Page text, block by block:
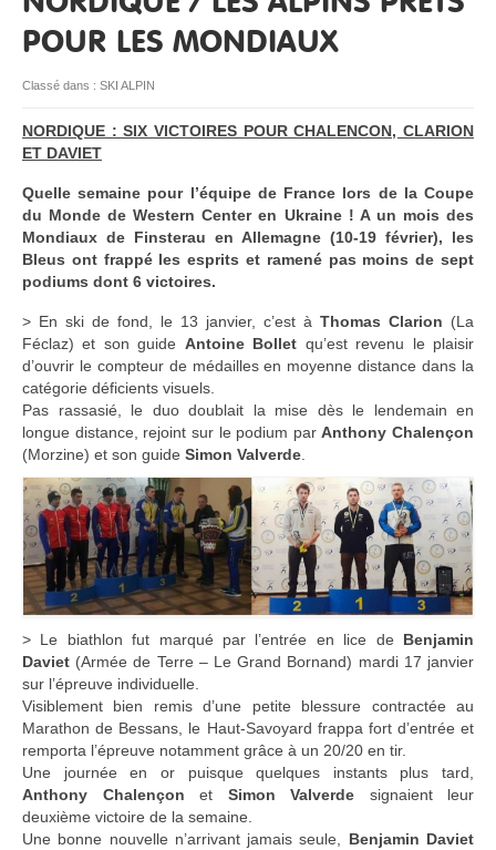
RESSOURCES
POUR LES MONDIAUX
Classé dans : SKI ALPIN
NORDIQUE : SIX VICTOIRES POUR CHALENCON, CLARION
ET DAVIET
Quelle semaine pour l’équipe de France lors de la Coupe
du Monde de Western Center en Ukraine ! A un mois des
Mondiaux de Finsterau en Allemagne (10-19 février), les
Bleus ont frappé les esprits et ramené pas moins de sept
podiums dont 6 victoires.
> En ski de fond, le 13 janvier, c’est à Thomas Clarion (La
Féclaz) et son guide Antoine Bollet qu’est revenu le plaisir
d’ouvrir le compteur de médailles en moyenne distance dans la
catégorie déficients visuels.
Pas rassasié, le duo doublait la mise dès le lendemain en
longue distance, rejoint sur le podium parAnthony Chalençon
(Morzine) et son guide Simon Valverde
> Le biathlon fut marqué par l’entrée en lice de Benjamin
Daviet (Armée de Terre – Le Grand Bornand) mardi 17 janvier
sur l’épreuve individuelle.
Visiblement bien remis d’une petite blessure contractée au
Marathon de Bessans, le Haut-Savoyard frappa fort d’entrée et
remporta l’épreuve notamment grâce à un 20/20 en tir.
Une journée en or puisque quelques instants plus tard,
Anthony Chalençon et Simon Valverde signaient leur
deuxième victoire de la semaine.
Une bonne nouvelle n’arrivant jamais seule, Benjamin Daviet